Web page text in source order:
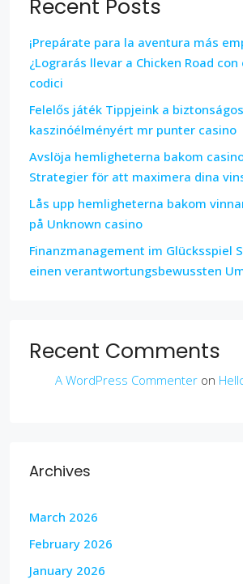
Recent Posts
¡Prepárate para la aventura más
¿Lograrás llevar a Chicken Road
codici
Felelős játék Tippjeink a
kaszinóélményért mr punter casino
Avslöja hemligheterna bakom
Strategier för att maximera dina
Lås upp hemligheterna bakom
på Unknown casino
Finanzmanagement im Glücksspiel
einen verantwortungsbewussten
Recent Comments
A WordPress Commenter on
Archives
March 2026
February 2026
January 2026